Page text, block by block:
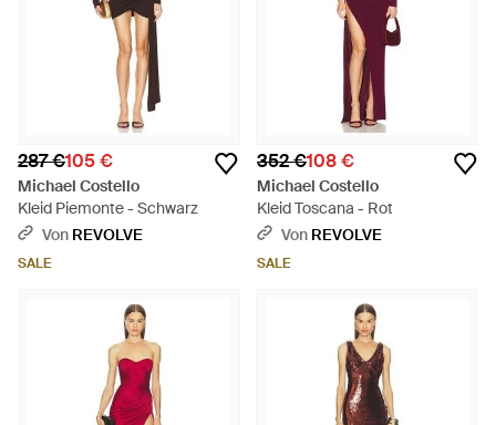
287 €105 €
Michael Costello
Kleid Piemonte - Schwarz
Von REVOLVE
SALE
352 €108 €
Michael Costello
Kleid Toscana - Rot
Von REVOLVE
SALE